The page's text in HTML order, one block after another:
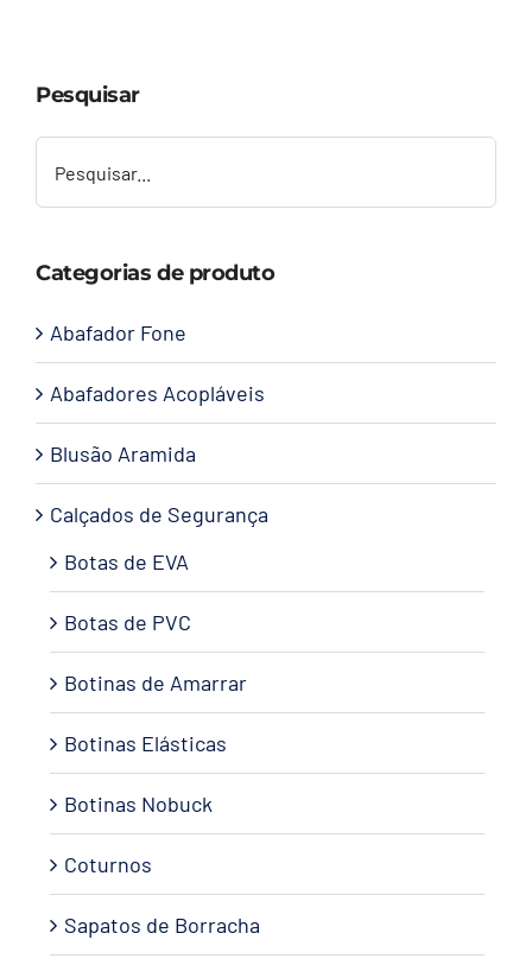
Contato
Pesquisar
Categorias de produto
Abafador Fone
Abafadores Acopláveis
Blusão Aramida
Calçados de Segurança
Botas de EVA
Botas de PVC
Botinas de Amarrar
Botinas Elásticas
Botinas Nobuck
Coturnos
Sapatos de Borracha